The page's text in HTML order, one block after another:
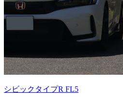
シビックタイプR FL5